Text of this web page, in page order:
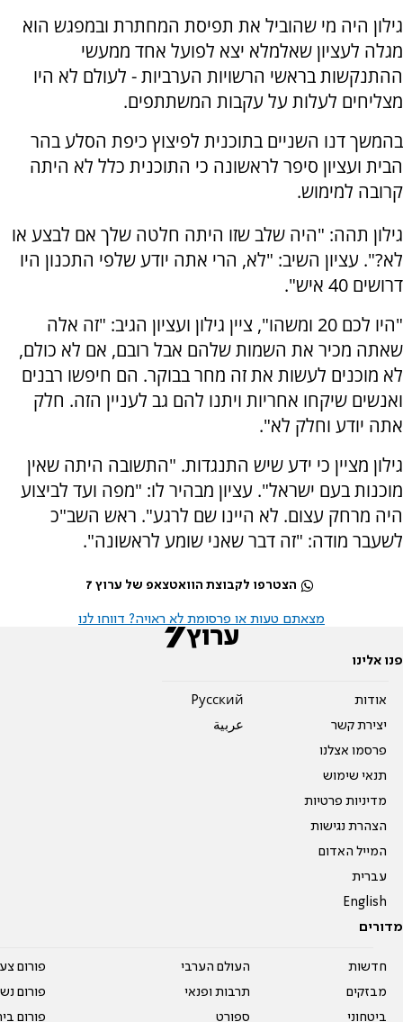
גילון היה מי שהוביל את תפיסת המחתרת ובמפגש הוא
מגלה לעציון שאלמלא יצא לפועל אחד ממעשי
ההתנקשות בראשי הרשויות הערביות - לעולם לא היו
מצליחים לעלות על עקבות המשתתפים.
בהמשך דנו השניים בתוכנית לפיצוץ כיפת הסלע בהר
הבית ועציון סיפר לראשונה כי התוכנית כלל לא היתה
קרובה למימוש.
גילון תהה: "היה שלב שזו היתה חלטה שלך אם לבצע או
לא?". עציון השיב: "לא, הרי אתה יודע שלפי התכנון היו
דרושים 40 איש".
"היו לכם 20 ומשהו", ציין גילון ועציון הגיב: "זה אלה
שאתה מכיר את השמות שלהם אבל רובם, אם לא כולם,
לא מוכנים לעשות את זה מחר בבוקר. הם חיפשו רבנים
ואנשים שיקחו אחריות ויתנו להם גב לעניין הזה. חלק
אתה יודע וחלק לא".
גילון מציין כי ידע שיש התנגדות. "התשובה היתה שאין
מוכנות בעם ישראל". עציון מבהיר לו: "מפה ועד לביצוע
היה מרחק עצום. לא היינו שם לרגע". ראש השב"כ
לשעבר מודה: "זה דבר שאני שומע לראשונה".
הצטרפו לקבוצת הוואטצאפ של ערוץ 7
מצאתם טעות או פרסומת לא ראויה? דווחו לנו
פנו אלינו
אודות
יצירת קשר
פרסמו אצלנו
תנאי שימוש
מדיניות פרטיות
הצהרת נגישות
המייל האדום
עברית
English
Pусский
عربية
מדורים
חדשות
מבזקים
ביטחוני
העולם הערבי
תרבות ופנאי
ספורט
פורום
פורום
פורום